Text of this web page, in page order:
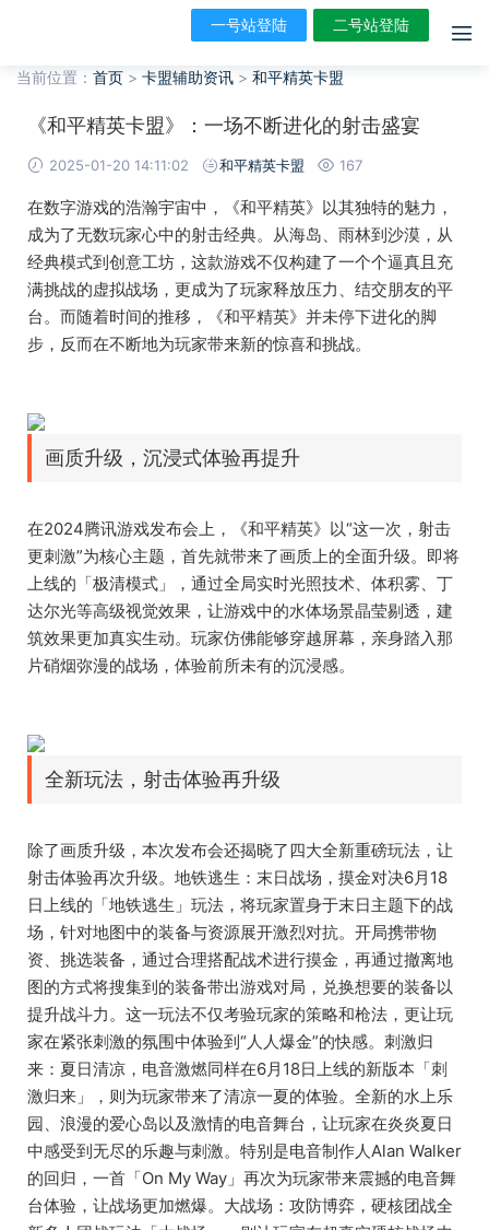
一号站登陆 二号站登陆
当前位置： 首页 > 卡盟辅助资讯 > 和平精英卡盟
《和平精英卡盟》：一场不断进化的射击盛宴
2025-01-20 14:11:02 和平精英卡盟 167
在数字游戏的浩瀚宇宙中，《和平精英》以其独特的魅力，
成为了无数玩家心中的射击经典。从海岛、雨林到沙漠，从
经典模式到创意工坊，这款游戏不仅构建了一个个逼真且充
满挑战的虚拟战场，更成为了玩家释放压力、结交朋友的平
台。而随着时间的推移，《和平精英》并未停下进化的脚
步，反而在不断地为玩家带来新的惊喜和挑战。
画质升级，沉浸式体验再提升
在2024腾讯游戏发布会上，《和平精英》以“这一次，射击
更刺激”为核心主题，首先就带来了画质上的全面升级。即将
上线的「极清模式」，通过全局实时光照技术、体积雾、丁
达尔光等高级视觉效果，让游戏中的水体场景晶莹剔透，建
筑效果更加真实生动。玩家仿佛能够穿越屏幕，亲身踏入那
片硝烟弥漫的战场，体验前所未有的沉浸感。
全新玩法，射击体验再升级
除了画质升级，本次发布会还揭晓了四大全新重磅玩法，让
射击体验再次升级。地铁逃生：末日战场，摸金对决6月18
日上线的「地铁逃生」玩法，将玩家置身于末日主题下的战
场，针对地图中的装备与资源展开激烈对抗。开局携带物
资、挑选装备，通过合理搭配战术进行摸金，再通过撤离地
图的方式将搜集到的装备带出游戏对局，兑换想要的装备以
提升战斗力。这一玩法不仅考验玩家的策略和枪法，更让玩
家在紧张刺激的氛围中体验到“人人爆金”的快感。刺激归
来：夏日清凉，电音激燃同样在6月18日上线的新版本「刺
激归来」，则为玩家带来了清凉一夏的体验。全新的水上乐
园、浪漫的爱心岛以及激情的电音舞台，让玩家在炎炎夏日
中感受到无尽的乐趣与刺激。特别是电音制作人Alan Walker
的回归，一首「On My Way」再次为玩家带来震撼的电音舞
台体验，让战场更加燃爆。大战场：攻防博弈，硬核团战全